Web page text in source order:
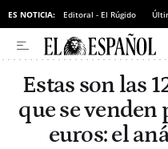
ES NOTICIA: Editoral - El Rúgido
Estas son las
que se
euros: el